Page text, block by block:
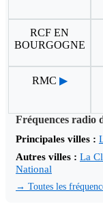
RCF EN
BOURGOGNE
RMC ▶
Fréquences radio
Principales villes :
Autres villes : La
National
→ Toutes les